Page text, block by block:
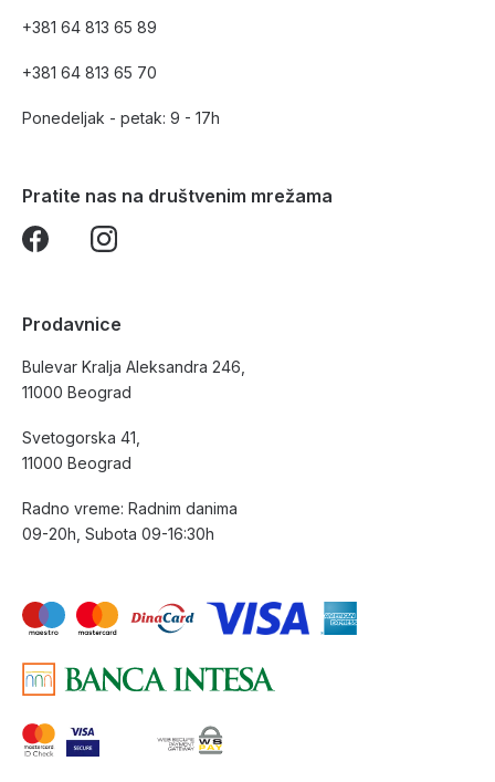
+381 64 813 65 89
+381 64 813 65 70
Ponedeljak - petak: 9 - 17h
Pratite nas na društvenim mrežama
Prodavnice
Bulevar Kralja Aleksandra 246,
11000 Beograd
Svetogorska 41,
11000 Beograd
Radno vreme: Radnim danima
09-20h, Subota 09-16:30h